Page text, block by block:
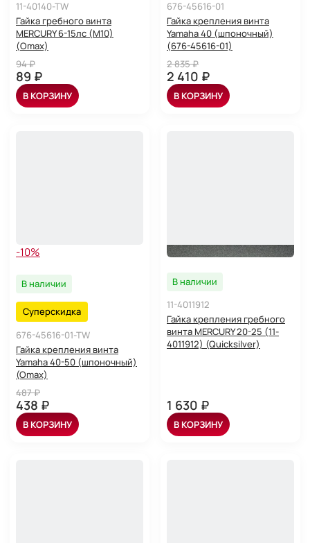
11-40140-TW
Гайка гребного винта
MERCURY 6-15лс (М10)
(Omax)
94 ₽
89 ₽
В КОРЗИНУ
676-45616-01
Гайка крепления винта
Yamaha 40 (шпоночный)
(676-45616-01)
2 835 ₽
2 410 ₽
В КОРЗИНУ
-10%
В наличии
Суперскидка
676-45616-01-TW
Гайка крепления винта
Yamaha 40-50 (шпоночный)
(Omax)
487 ₽
438 ₽
В КОРЗИНУ
В наличии
11-4011912
Гайка крепления гребного
винта MERCURY 20-25 (11-
4011912) (Quicksilver)
1 630 ₽
В КОРЗИНУ